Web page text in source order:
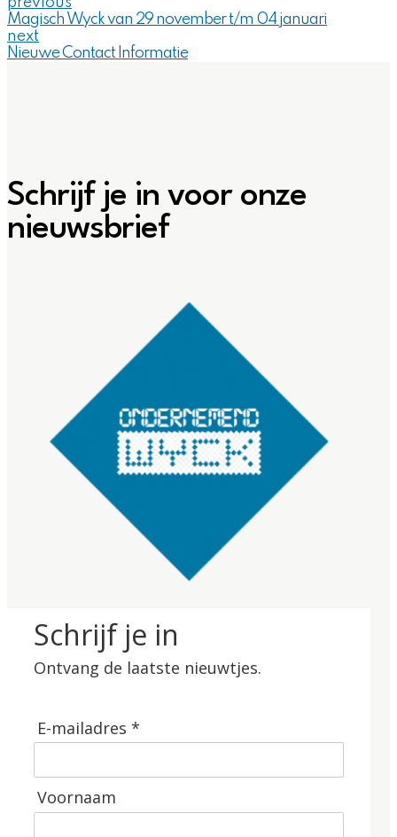
Magisch Wyck van 29 november t/m 04 januari
next
Nieuwe Contact Informatie
Schrijf je in voor onze
nieuwsbrief
Schrijf je in
Ontvang de laatste nieuwtjes.
E-mailadres *
Voornaam